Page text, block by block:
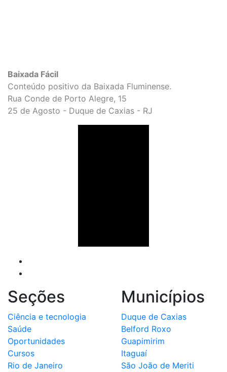
Baixada Fácil
Conteúdo positivo da Baixada Fluminense.
Rua Conde de Porto Alegre, 15
25 de Agosto - Duque de Caxias - RJ
Seções
Ciência e tecnologia
Saúde
Oportunidades
Cursos
Rio de Janeiro
Municípios
Duque de Caxias
Belford Roxo
Guapimirim
Itaguaí
São João de Meriti